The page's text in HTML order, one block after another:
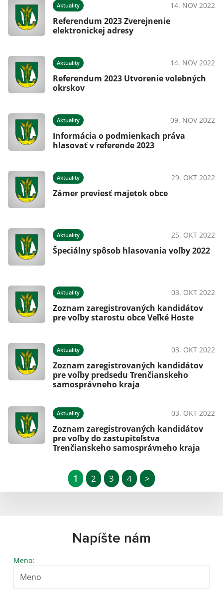
Aktuality 14. NOV 2022
Referendum 2023 Zverejnenie
elektronickej adresy
Aktuality 14. NOV 2022
Referendum 2023 Utvorenie volebných
okrskov
Aktuality 09. NOV 2022
Informácia o podmienkach práva
hlasovať v referende 2023
Aktuality 29. OKT 2022
Zámer previesť majetok obce
Aktuality 25. OKT 2022
Špeciálny spôsob hlasovania voľby 2022
Aktuality 03. OKT 2022
Zoznam zaregistrovaných kandidátov
pre voľby starostu obce Veľké Hoste
Aktuality 03. OKT 2022
Zoznam zaregistrovaných kandidátov
pre voľby predsedu Trenčianskeho
samosprávneho kraja
Aktuality 03. OKT 2022
Zoznam zaregistrovaných kandidátov
pre voľby do zastupiteľstva
Trenčianskeho samosprávneho kraja
1 2 3 4 >
Napíšte nám
Meno: